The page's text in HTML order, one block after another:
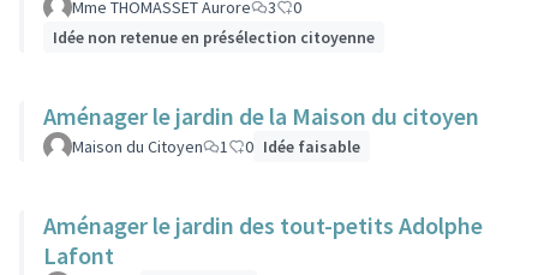
Mme THOMASSET Aurore 3
0
Idée non retenue en présélection citoyenne
Aménager le jardin de la Maison du citoyen
Maison du Citoyen 1 0 Idée faisable
Aménager le jardin des tout-petits Adolphe
Lafont